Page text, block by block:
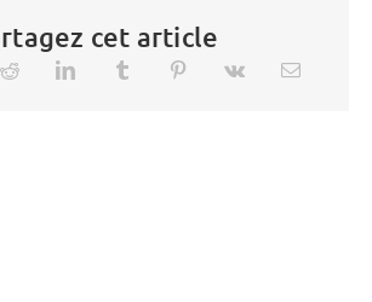
cet article